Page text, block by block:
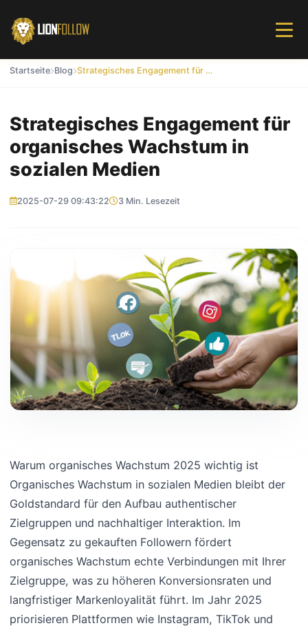
Startseite Blog Strategisches Engagement für organisches Wachstum in sozialen Medien
Strategisches Engagement für
organisches Wachstum in
sozialen Medien
2025-07-29 09:43:22 3 Min. Lesezeit
Warum organisches Wachstum 2025 wichtig ist
Organisches Wachstum in sozialen Medien bleibt der
Goldstandard für den Aufbau authentischer
Zielgruppen und nachhaltiger Interaktion. Im
Gegensatz zu gekauften Followern fördert
organisches Wachstum echte Verbindungen mit Ihrer
Zielgruppe, was zu höheren Konversionsraten und
langfristiger Markenloyalität führt. Im Jahr 2025
priorisieren Plattformen wie Instagram, TikTok und